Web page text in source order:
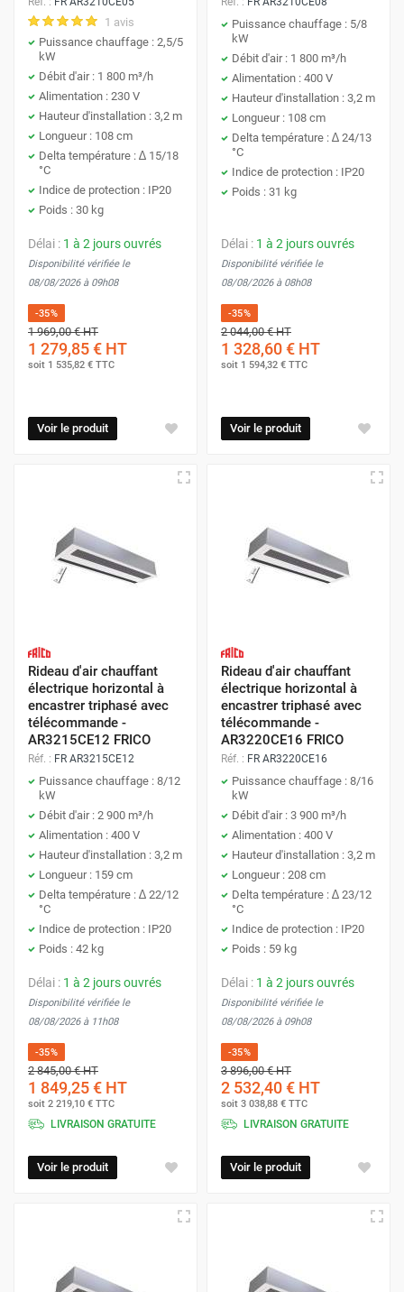
1 avis
Puissance chauffage : 2,5/5
kW
Débit d'air : 1 800 m³/h
Alimentation : 230 V
Hauteur d'installation : 3,2 m
Longueur : 108 cm
Delta température : ∆ 15/18
°C
Indice de protection : IP20
Poids : 30 kg
Délai : 1 à 2 jours ouvrés
Disponibilité vérifiée le
08/08/2026 à 09h08
-35%
1 969,00 €HT
1 279,85 € HT
soit 1 535,82 € TTC
Voir le produit
Puissance chauffage : 5/8
kW
Débit d'air : 1 800 m³/h
Alimentation : 400 V
Hauteur d'installation : 3,2 m
Longueur : 108 cm
Delta température : ∆ 24/13
°C
Indice de protection : IP20
Poids : 31 kg
Délai : 1 à 2 jours ouvrés
Disponibilité vérifiée le
08/08/2026 à 08h08
-35%
2 044,00 €HT
1 328,60 € HT
soit 1 594,32 € TTC
Voir le produit
Rideau d'air chauffant
électrique horizontal à
encastrer triphasé avec
télécommande -
AR3215CE12 FRICO
Réf. : FR AR3215CE12
Puissance chauffage : 8/12
kW
Débit d'air : 2 900 m³/h
Alimentation : 400 V
Hauteur d'installation : 3,2 m
Longueur : 159 cm
Delta température : ∆ 22/12
°C
Indice de protection : IP20
Poids : 42 kg
Délai : 1 à 2 jours ouvrés
Disponibilité vérifiée le
08/08/2026 à 11h08
-35%
2 845,00 €HT
1 849,25 € HT
soit 2 219,10 € TTC
LIVRAISON GRATUITE
Voir le produit
Rideau d'air chauffant
électrique horizontal à
encastrer triphasé avec
télécommande -
AR3220CE16 FRICO
Réf. : FR AR3220CE16
Puissance chauffage : 8/16
kW
Débit d'air : 3 900 m³/h
Alimentation : 400 V
Hauteur d'installation : 3,2 m
Longueur : 208 cm
Delta température : ∆ 23/12
°C
Indice de protection : IP20
Poids : 59 kg
Délai : 1 à 2 jours ouvrés
Disponibilité vérifiée le
08/08/2026 à 09h08
-35%
3 896,00 €HT
2 532,40 € HT
soit 3 038,88 € TTC
LIVRAISON GRATUITE
Voir le produit